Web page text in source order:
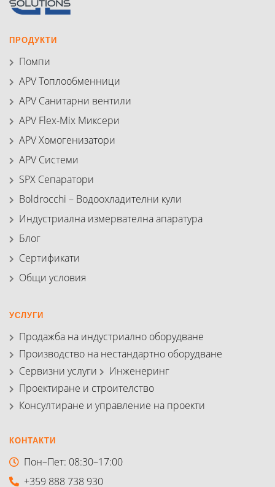
ПРОДУКТИ
Помпи
APV Топлообменници
APV Санитарни вентили
APV Flex-Mix Миксери
APV Хомогенизатори
APV Системи
SPX Сепаратори
Boldrocchi – Водоохладителни кули
Индустриална измервателна апаратура
Блог
Сертификати
Общи условия
УСЛУГИ
Продажба на индустриално оборудване
Производство на нестандартно оборудване
Сервизни услуги
Инженеринг
Проектиране и строителство
Консултиране и управление на проекти
КОНТАКТИ
Пон–Пет: 08:30–17:00
+359 888 738 930